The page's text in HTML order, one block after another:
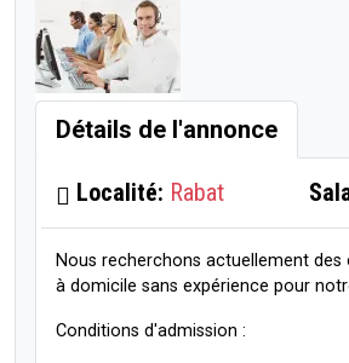
Détails de l'annonce
Localité: Rabat
Nous recherchons actuellement des
à domicile sans expérience pour
Conditions d'admission :